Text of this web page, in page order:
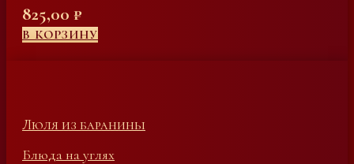
825,00 ₽
В КОРЗИНУ
Люля из баранины
Блюда на углях